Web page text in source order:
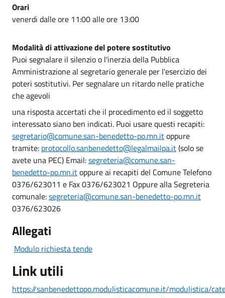
Orari
venerdi dalle ore 11:00 alle ore 13:00
Modalità di attivazione del potere sostitutivo
Puoi segnalare il silenzio o l'inerzia della Pubblica
Amministrazione al segretario generale per l'esercizio dei
poteri sostitutivi. Per segnalare un ritardo nelle pratiche
che agevoli
una risposta accertati che il procedimento ed il soggetto
interessato siano ben indicati. Puoi usare questi recapiti:
segretario@comune.san-benedetto-po.mn.itoppure
tramite: protocollo.sanbenedetto@legalmailpa.it(solo se
avete una PEC) Email:segreteria@comune.san-
benedetto-po.mn.itoppure ai recapiti del Comune Telefono
0376/623011 e Fax 0376/623021 Oppure alla Segreteria
comunale:segreteria@comune.san-benedetto-po.mn.it
0376/623026
Allegati
Modulo richiesta tende
Link utili
https://sanbenedettopo.modulisticacomune.it/modulistica/